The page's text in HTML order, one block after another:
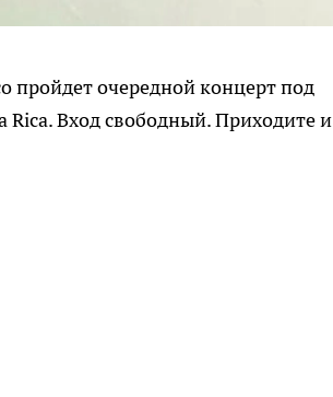
пройдет очередной концерт под
Rica. Вход свободный. Приходите и